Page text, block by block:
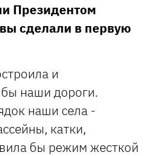
Президентом
сделали в первую
и
наши дороги.
наши села -
катки,
бы режим жесткой